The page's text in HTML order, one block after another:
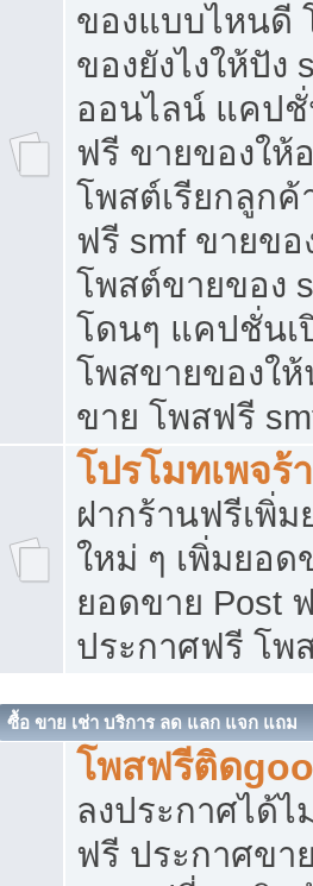
ของแบบไหนดี
ของยังไงให้ปั
ออนไลน์ แคป
ฟรี ขายของให้
โพสต์เรียกลูกค้
ฟรี smf ขายขอ
โพสต์ขายของ
โดนๆ แคปชั่นเ
โพสขายของใ
ขาย โพสฟรี
โปรโมทเพจร้
ฝากร้านฟรีเพิ่
ใหม่ ๆ เพิ่มยอด
ยอดขาย Post
ประกาศฟรี โพ
ซื้อ ขาย เช่า บริการ ลด แลก แจก แถม
โพสฟรีติด
ลงประกาศได้
ฟรี ประกาศข